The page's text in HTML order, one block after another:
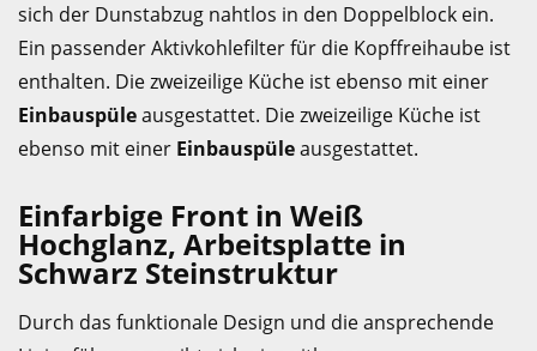
sich der Dunstabzug nahtlos in den Doppelblock ein.
Ein passender Aktivkohlefilter für die Kopffreihaube ist
enthalten. Die zweizeilige Küche ist ebenso mit einer
Einbauspüleausgestattet. Die zweizeilige Küche ist
ebenso mit einer Einbauspüleausgestattet.
Einfarbige Front in Weiß
Hochglanz, Arbeitsplatte in
Schwarz Steinstruktur
Durch das funktionale Design und die ansprechende